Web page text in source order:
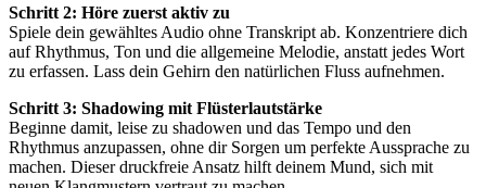
Schritt 2: Höre zuerst aktiv zu
Spiele dein gewähltes Audio ohne Transkript ab. Konzentriere dich
auf Rhythmus, Ton und die allgemeine Melodie, anstatt jedes Wort
zu erfassen. Lass dein Gehirn den natürlichen Fluss aufnehmen.
Schritt 3: Shadowing mit Flüsterlautstärke
Beginne damit, leise zu shadowen und das Tempo und den
Rhythmus anzupassen, ohne dir Sorgen um perfekte Aussprache zu
machen. Dieser druckfreie Ansatz hilft deinem Mund, sich mit